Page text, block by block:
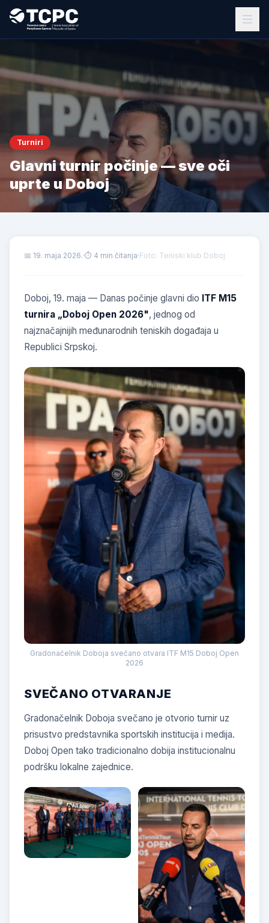
Turniri
Glavni turnir počinje — sve oči
uprte u Doboj
📅 19. maja 2026.·⏱ 4 min čitanja·Foto: Teniski klub Doboj
Doboj, 19. maja — Danas počinje glavni dio ITF M15
turnira „Doboj Open 2026", jednog od
najznačajnijih međunarodnih teniskih događaja u
Republici Srpskoj.
Gradonačelnik Doboja svečano otvara ITF M15 Doboj Open
2026
SVEČANO OTVARANJE
Gradonačelnik Doboja svečano je otvorio turnir uz
prisustvo predstavnika sportskih institucija i medija.
Doboj Open tako tradicionalno dobija institucionalnu
podršku lokalne zajednice.